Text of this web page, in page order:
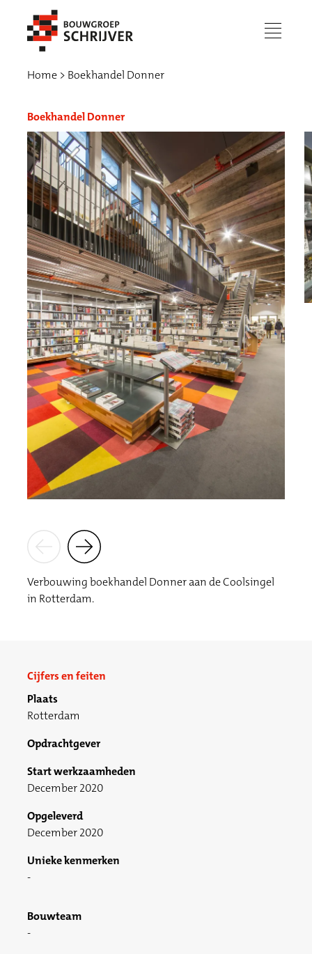
menu
Werken bij
Home Boekhandel Donner
Boekhandel Donner
Verbouwing boekhandel Donner aan de Coolsingel
in Rotterdam.
Cijfers en feiten
Plaats
Rotterdam
Opdrachtgever
Start werkzaamheden
December 2020
Opgeleverd
December 2020
Unieke kenmerken
Bouwteam